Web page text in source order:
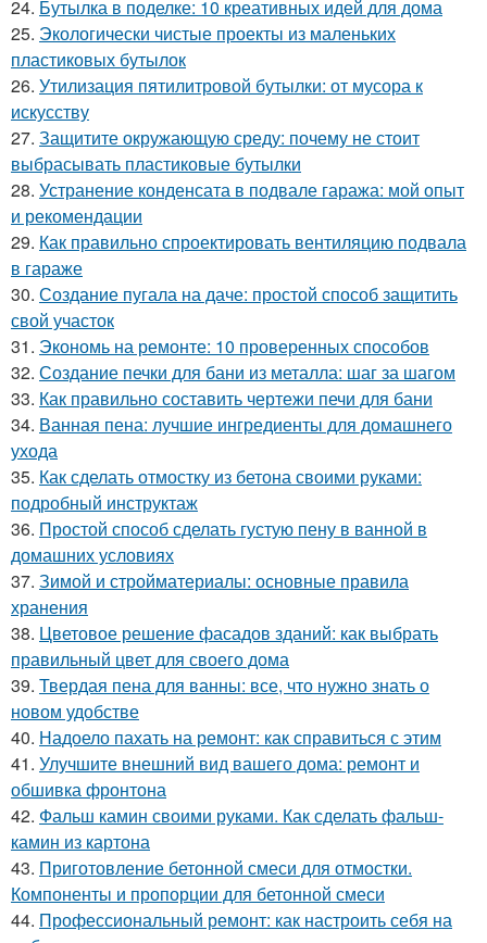
24. Бутылка в поделке: 10 креативных идей для дома
25. Экологически чистые проекты из маленьких
пластиковых бутылок
26. Утилизация пятилитровой бутылки: от мусора к
искусству
27. Защитите окружающую среду: почему не стоит
выбрасывать пластиковые бутылки
28. Устранение конденсата в подвале гаража: мой опыт
и рекомендации
29. Как правильно спроектировать вентиляцию подвала
в гараже
30. Создание пугала на даче: простой способ защитить
свой участок
31. Экономь на ремонте: 10 проверенных способов
32. Создание печки для бани из металла: шаг за шагом
33. Как правильно составить чертежи печи для бани
34. Ванная пена: лучшие ингредиенты для домашнего
ухода
35. Как сделать отмостку из бетона своими руками:
подробный инструктаж
36. Простой способ сделать густую пену в ванной в
домашних условиях
37. Зимой и стройматериалы: основные правила
хранения
38. Цветовое решение фасадов зданий: как выбрать
правильный цвет для своего дома
39. Твердая пена для ванны: все, что нужно знать о
новом удобстве
40. Надоело пахать на ремонт: как справиться с этим
41. Улучшите внешний вид вашего дома: ремонт и
обшивка фронтона
42. Фальш камин своими руками. Как сделать фальш-
камин из картона
43. Приготовление бетонной смеси для отмостки.
Компоненты и пропорции для бетонной смеси
44. Профессиональный ремонт: как настроить себя на